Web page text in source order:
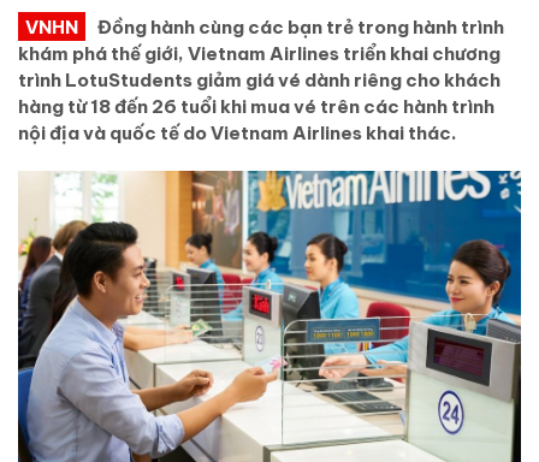
VNHN
Đồng hành cùng các bạn trẻ trong hành trình
khám phá thế giới, Vietnam Airlines triển khai chương
trình LotuStudents giảm giá vé dành riêng cho khách
hàng từ 18 đến 26 tuổi khi mua vé trên các hành trình
nội địa và quốc tế do Vietnam Airlines khai thác.